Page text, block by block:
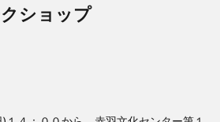
クショップ